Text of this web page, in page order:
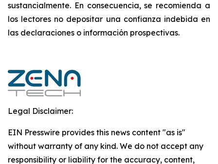
sustancialmente. ‎‎‎En consecuencia, se recomienda a
los lectores ‎no depositar una confianza indebida en
las declaraciones o información prospectivas.‎
Legal Disclaimer:
EIN Presswire provides this news content "as is"
without warranty of any kind. We do not accept any
responsibility or liability for the accuracy, content,